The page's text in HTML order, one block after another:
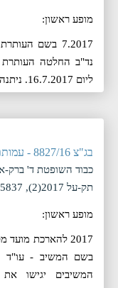
מופע ראשון:
7.2017 בשם העותרת - עו"ד
נד"ב החלטה
ליום 16.7.2017. ניתנה היום, ‏י"ז בתמוז התשע"ז (‏11.7.2017).
בג"צ 8827/16 - עמותת נפש החיים נ' המנהל האזרחי באיו"ש
כבוד השופטת ד' ברק-
תק-על 2017(2), 5837
מופע ראשון:
2017 להארכת מועד מטעם המשיבים בשם העותרת - עו"ד
המשיבים יגישו